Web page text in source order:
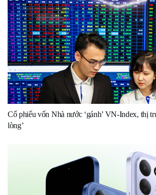
Cổ phiếu vốn Nhà nước ‘gánh’ VN-Index, thị
lòng’